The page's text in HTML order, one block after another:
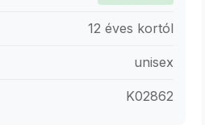
12 éves kortól
unisex
K02862